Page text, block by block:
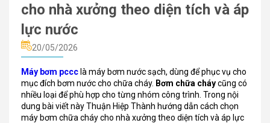
cho nhà xưởng theo diện tích và áp
lực nước
20/05/2026
Máy bơm pccc là máy bơm nước sạch, dùng để phục vụ cho
mục đích bơm nước cho chữa cháy. Bơm chữa cháycũng có
nhiều loại để phù hợp cho từng nhóm công trình. Trong nội
dung bài viết này Thuận Hiệp Thành hướng dẫn cách chọn
máy bơm chữa cháy cho nhà xưởng theo diện tích và áp lực